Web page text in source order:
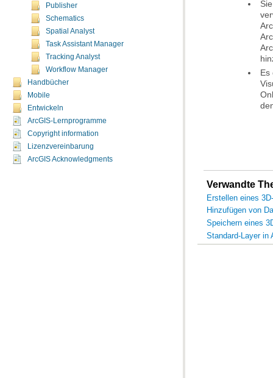
Publisher
Schematics
Spatial Analyst
Task Assistant Manager
Tracking Analyst
Workflow Manager
Handbücher
Mobile
Entwickeln
ArcGIS-Lernprogramme
Copyright information
Lizenzvereinbarung
ArcGIS Acknowledgments
Verwandte
Erstellen eines
Hinzufügen von
Speichern eines
Standard-Layer in